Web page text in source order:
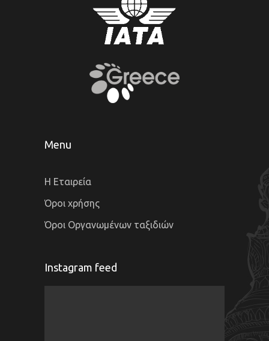
Menu
Η Εταιρεία
Όροι χρήσης
Όροι Οργανωμένων ταξιδιών
Instagram feed